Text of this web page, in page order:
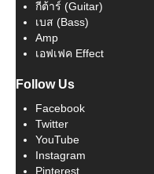
กีต้าร์ (Guitar)
เบส (Bass)
Amp
เอฟเฟค Effect
Follow Us
Facebook
Twitter
YouTube
Instagram
Pinterest